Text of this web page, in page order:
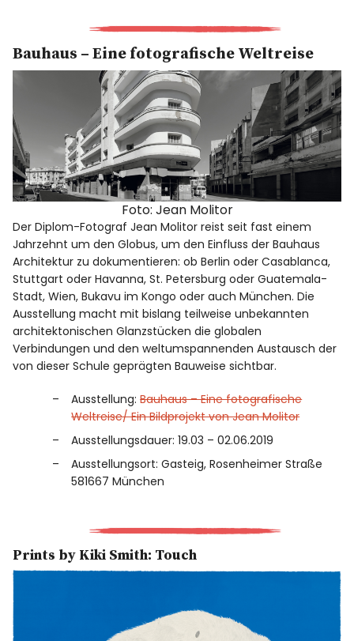
Bauhaus – Eine fotografische Weltreise
Foto: Jean Molitor
Der Diplom-Fotograf Jean Molitor reist seit fast einem
Jahrzehnt um den Globus, um den Einfluss der Bauhaus
Architektur zu dokumentieren: ob Berlin oder Casablanca,
Stuttgart oder Havanna, St. Petersburg oder Guatemala-
Stadt, Wien, Bukavu im Kongo oder auch München. Die
Ausstellung macht mit bislang teilweise unbekannten
architektonischen Glanzstücken die globalen
Verbindungen und den weltumspannenden Austausch der
von dieser Schule geprägten Bauweise sichtbar.
Ausstellung:Bauhaus – Eine fotografische
Weltreise/ Ein Bildprojekt von Jean Molitor
Ausstellungsdauer: 19.03 – 02.06.2019
Ausstellungsort: Gasteig, Rosenheimer Straße
581667 München
Prints by Kiki Smith: Touch